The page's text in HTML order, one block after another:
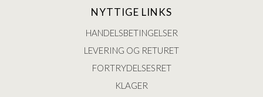
NYTTIGE LINKS
HANDELSBETINGELSER
LEVERING OG RETURET
FORTRYDELSESRET
KLAGER